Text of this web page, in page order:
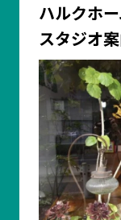
ハルクホ
スタジオ